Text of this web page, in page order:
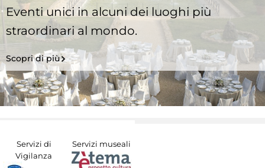
Eventi unici in alcuni dei luoghi più
straordinari al mondo.
Scopri di più
Servizi di
Vigilanza
Servizi museali